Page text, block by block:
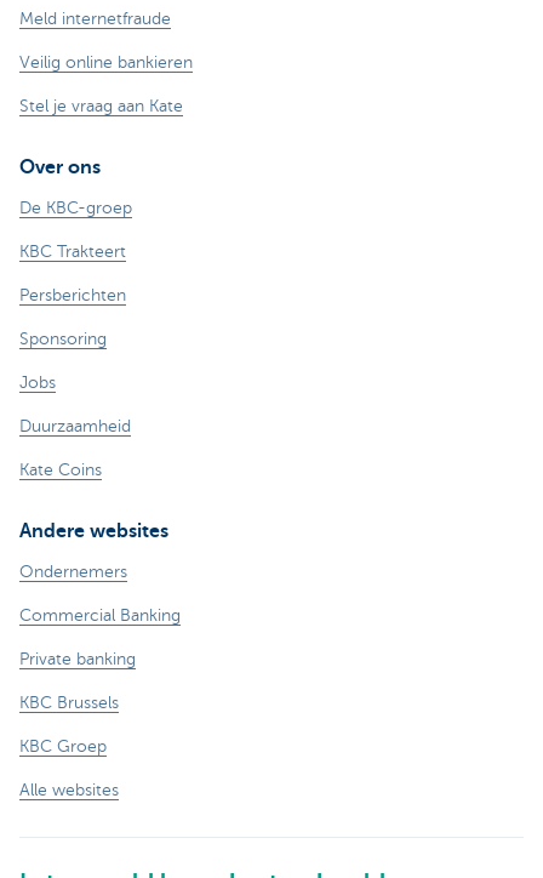
Meld internetfraude
Veilig online bankieren
Stel je vraag aan Kate
Over ons
De KBC-groep
KBC Trakteert
Persberichten
Sponsoring
Jobs
Duurzaamheid
Kate Coins
Andere websites
Ondernemers
Commercial Banking
Private banking
KBC Brussels
KBC Groep
Alle websites